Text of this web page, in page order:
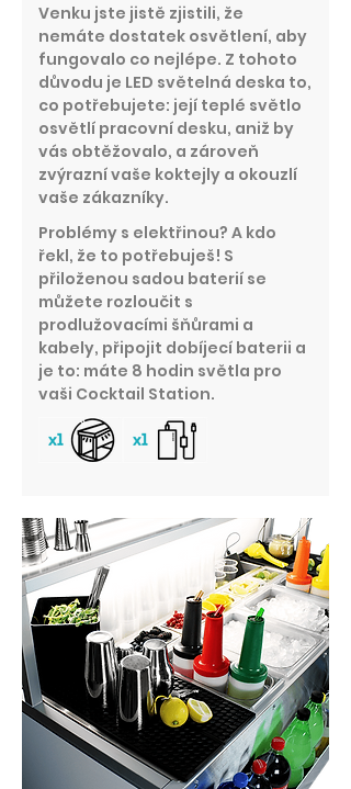
Venku jste jistě zjistili, že
nemáte dostatek osvětlení, aby
fungovalo co nejlépe. Z tohoto
důvodu je LED světelná deska to,
co potřebujete: její teplé světlo
osvětlí pracovní desku, aniž by
vás obtěžovalo, a zároveň
zvýrazní vaše koktejly a okouzlí
vaše zákazníky.
Problémy s elektřinou? A kdo
řekl, že to potřebuješ! S
přiloženou sadou baterií se
můžete rozloučit s
prodlužovacími šňůrami a
kabely, připojit dobíjecí baterii a
je to: máte 8 hodin světla pro
vaši Cocktail Station.